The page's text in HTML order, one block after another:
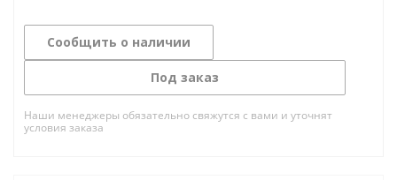
Сообщить о наличии
Под заказ
Наши менеджеры обязательно свяжутся с вами и уточнят
условия заказа